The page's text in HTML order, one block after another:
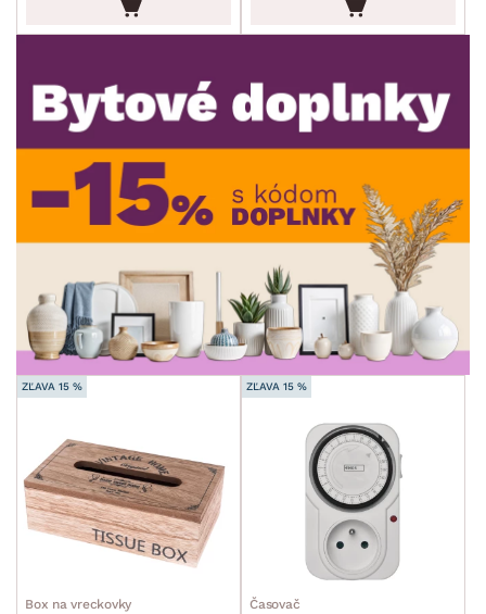
ROZMERY
min. max.
min. cm max. cm
min. cm max.
MATERIÁL
FUNKCIE
POVRCHOVÁ ÚPRAVA
ŠTÝL
MIESTNOSŤ
SKLADOVOSŤ
ZĽAVA 15 %
Box na vreckovky
ZĽAVA 15 %
Časovač